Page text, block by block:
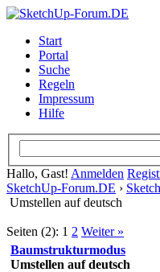
Start
Portal
Suche
Regeln
Impressum
Hilfe
Hallo, Gast! Anmelden
SketchUp-Forum.DE ›
Umstellen auf deutsch
Seiten (2): 1 2 Weiter »
Baumstrukturmodus
Umstellen auf deutsch